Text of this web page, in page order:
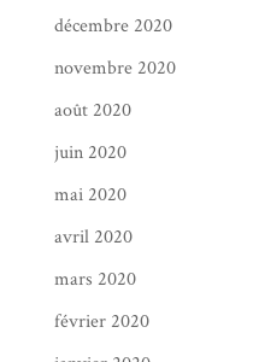
décembre 2020
novembre 2020
août 2020
juin 2020
mai 2020
avril 2020
mars 2020
février 2020